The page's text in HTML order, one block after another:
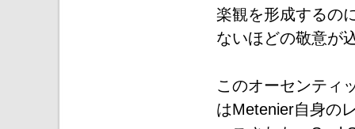
楽観を形成するの
ないほどの敬意が
このオーセンティ
はMetenier自身の